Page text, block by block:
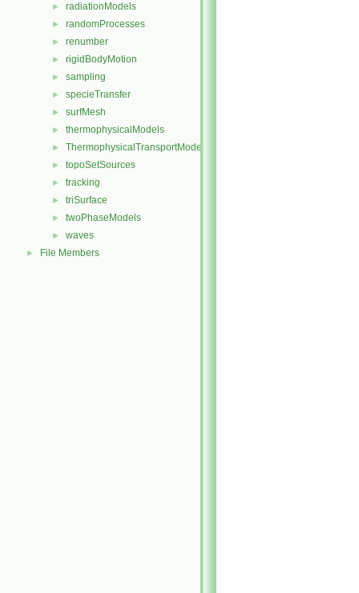
► radiationModels
► randomProcesses
► renumber
► rigidBodyMotion
► sampling
► specieTransfer
► surfMesh
► thermophysicalModels
► ThermophysicalTransportModels
► topoSetSources
► tracking
► triSurface
► twoPhaseModels
► waves
► File Members